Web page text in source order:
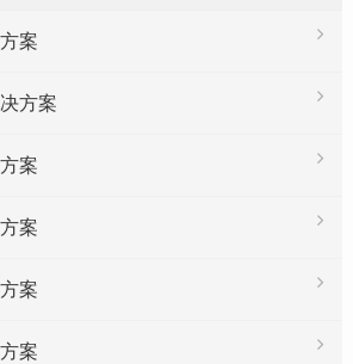
案
方案
案
案
案
案